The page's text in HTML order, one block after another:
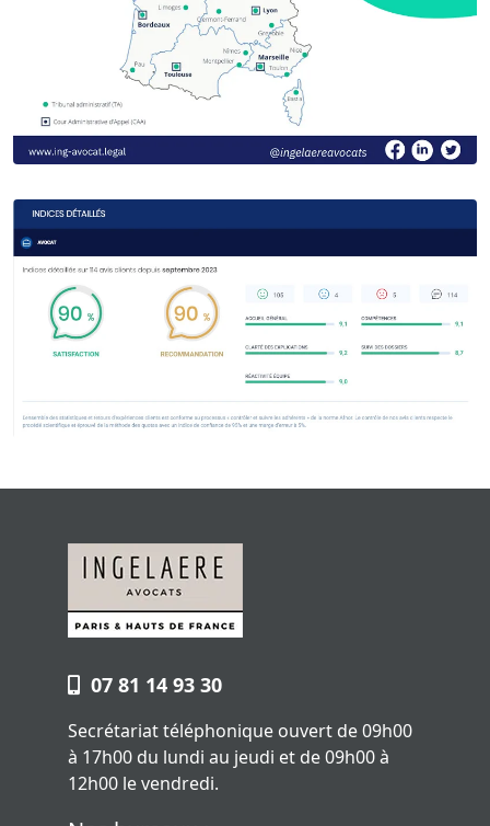
07 81 14 93 30
Secrétariat téléphonique ouvert de 09h00
à 17h00 du lundi au jeudi et de 09h00 à
12h00 le vendredi.